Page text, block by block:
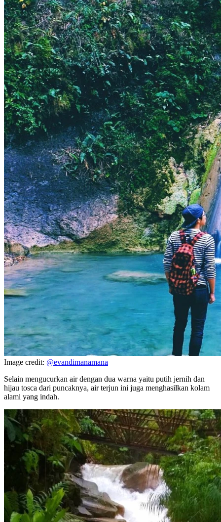
Image credit: @evandimanamana
Selain mengucurkan air dengan dua warna yaitu putih jernih dan
hijau tosca dari puncaknya, air terjun ini juga menghasilkan kolam
alami yang indah.